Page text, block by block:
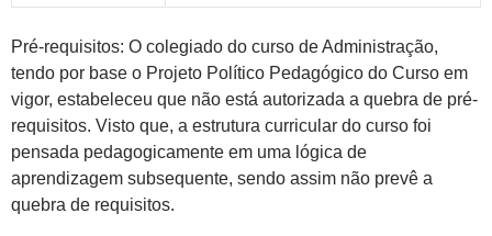
Pré-requisitos: O colegiado do curso de Administração,
tendo por base o Projeto Político Pedagógico do Curso em
vigor, estabeleceu que não está autorizada a quebra de pré-
requisitos. Visto que, a estrutura curricular do curso foi
pensada pedagogicamente em uma lógica de
aprendizagem subsequente, sendo assim não prevê a
quebra de requisitos.